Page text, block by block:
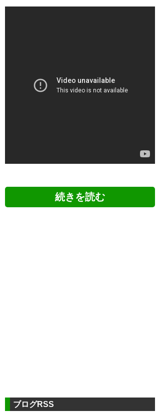
飲み終わっとる⋯⋯
ブログRSS